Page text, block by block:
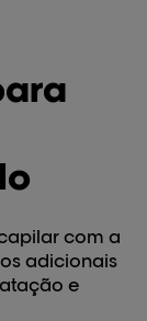
com a
adicionais
e